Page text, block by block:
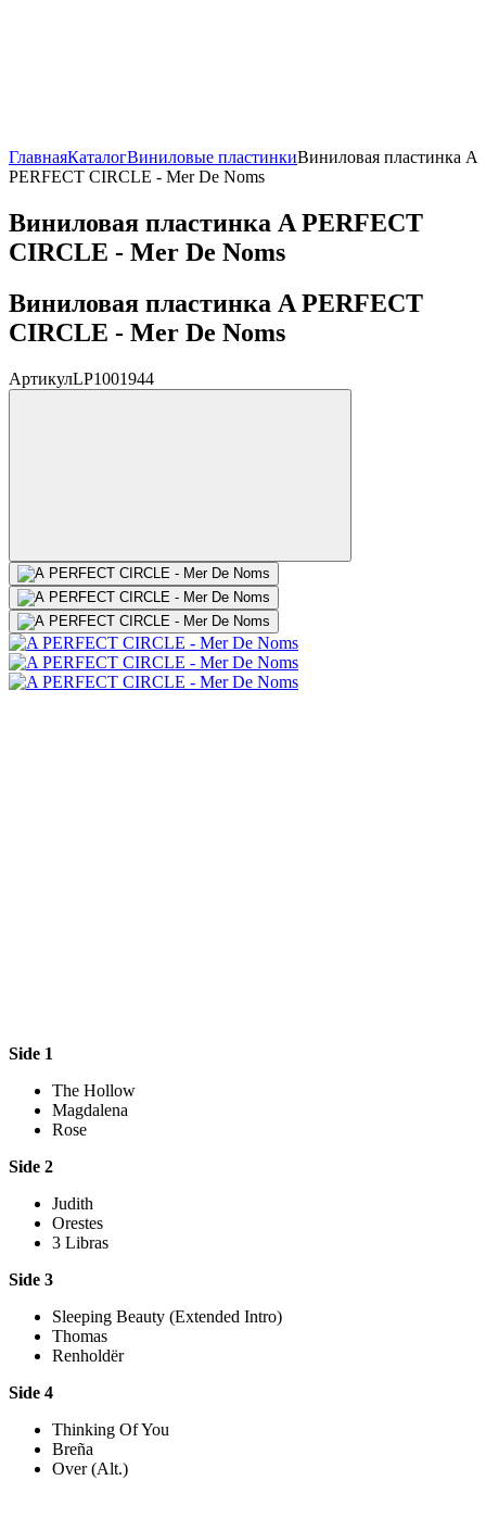
ГлавнаяКаталогВиниловые пластинкиВиниловая пластинка A
PERFECT CIRCLE - Mer De Noms
Виниловая пластинка A PERFECT
CIRCLE - Mer De Noms
Виниловая пластинка A PERFECT
CIRCLE - Mer De Noms
АртикулLP1001944
Side 1
The Hollow
Magdalena
Rose
Side 2
Judith
Orestes
3 Libras
Side 3
Sleeping Beauty (Extended Intro)
Thomas
Renholdër
Side 4
Thinking Of You
Breña
Over (Alt.)